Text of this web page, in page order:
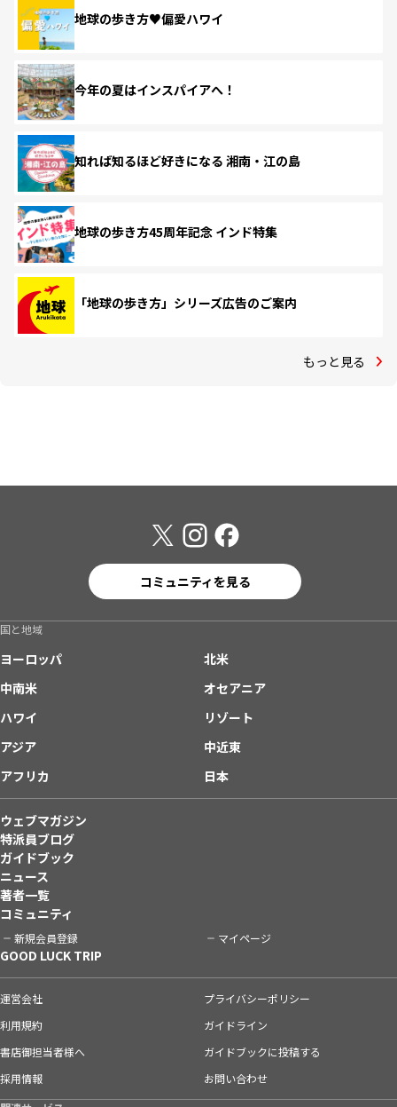
地球の歩き方♥偏愛ハワイ
今年の夏はインスパイアへ！
知れば知るほど好きになる 湘南・江の島
地球の歩き方45周年記念 インド特集
「地球の歩き方」シリーズ広告のご案内
もっと見る
コミュニティを見る
国と地域
ヨーロッパ
北米
中南米
オセアニア
ハワイ
リゾート
アジア
中近東
アフリカ
日本
ウェブマガジン
特派員ブログ
ガイドブック
ニュース
著者一覧
コミュニティ
新規会員登録 マイページ
GOOD LUCK TRIP
運営会社
プライバシーポリシー
利用規約
ガイドライン
書店御担当者様へ
ガイドブックに投稿する
採用情報
お問い合わせ